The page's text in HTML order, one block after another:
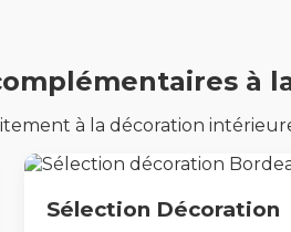
à
à la décoration
Sélection Décoration